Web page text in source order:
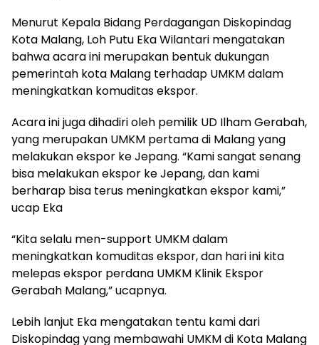
Menurut Kepala Bidang Perdagangan Diskopindag
Kota Malang, Loh Putu Eka Wilantari mengatakan
bahwa acara ini merupakan bentuk dukungan
pemerintah kota Malang terhadap UMKM dalam
meningkatkan komuditas ekspor.
Acara ini juga dihadiri oleh pemilik UD Ilham Gerabah,
yang merupakan UMKM pertama di Malang yang
melakukan ekspor ke Jepang. “Kami sangat senang
bisa melakukan ekspor ke Jepang, dan kami
berharap bisa terus meningkatkan ekspor kami,”
ucap Eka
“Kita selalu men-support UMKM dalam
meningkatkan komuditas ekspor, dan hari ini kita
melepas ekspor perdana UMKM Klinik Ekspor
Gerabah Malang,” ucapnya.
Lebih lanjut Eka mengatakan tentu kami dari
Diskopindag yang membawahi UMKM di Kota Malang